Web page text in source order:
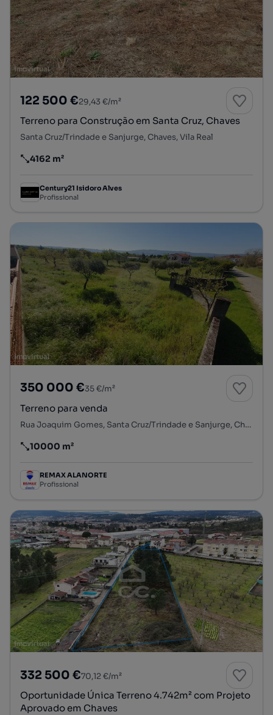
122 500 €29,43 €/m²
Terreno para Construção em Santa Cruz, Chaves
Santa Cruz/Trindade e Sanjurge, Chaves, Vila Real
Preço por metro quadrado
4162 m²
Century21 Isidoro Alves
Profissional
350 000 €35 €/m²
Terreno para venda
Rua Joaquim Gomes, Santa Cruz/Trindade e Sanjurge, Chaves, Vila Real
Preço por metro quadrado
10000 m²
REMAX ALANORTE
Profissional
332 500 €70,12 €/m²
Oportunidade Única Terreno 4.742m² com Projeto
Aprovado em Chaves